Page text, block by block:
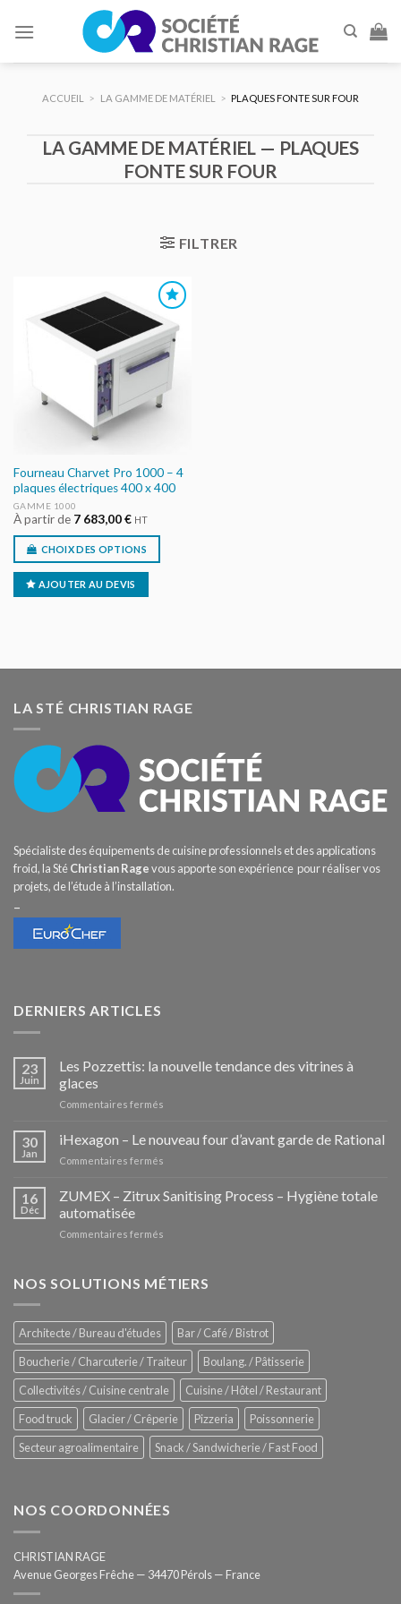
ACCUEIL > LA GAMME DE MATÉRIEL > PLAQUES FONTE SUR FOUR
LA GAMME DE MATÉRIEL — PLAQUES
FONTE SUR FOUR
FILTRER
AJOUTER
AU DEVIS
Fourneau Charvet Pro 1000 – 4
plaques électriques 400 x 400
GAMME 1000
À partir de 7 683,00€ HT
CHOIX DES OPTIONS
AJOUTER AU DEVIS
LA STÉ CHRISTIAN RAGE
Spécialiste des équipements de cuisine professionnels et des applications
froid, la StéChristian Ragevous apporte son expérience pour réaliser vos
projets, de l’étude à l’installation.
–
DERNIERS ARTICLES
23
Juin
Les Pozzettis: la nouvelle tendance des vitrines à
glaces
Commentaires fermés
Pozzettis:
la
des
30
Jan
iHexagon – Le nouveau four d’avant garde de Rational
Commentaires fermés
–
Le
de
16
Déc
ZUMEX – Zitrux Sanitising Process – Hygiène totale
automatisée
Commentaires fermés
Zitrux
–
Hygiène
totale
automatisée
NOS SOLUTIONS MÉTIERS
Architecte / Bureau d'études
Bar / Café / Bistrot
Boucherie / Charcuterie / Traiteur
Boulang. / Pâtisserie
Collectivités / Cuisine centrale
Cuisine / Hôtel / Restaurant
Food truck
Glacier / Crêperie Pizzeria
Poissonnerie
Secteur agroalimentaire
Snack / Sandwicherie / Fast Food
NOS COORDONNÉES
CHRISTIAN RAGE
Avenue Georges Frêche — 34470 Pérols — France